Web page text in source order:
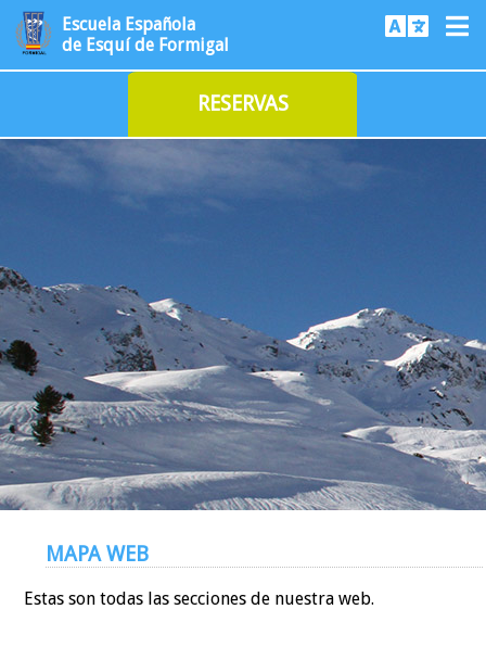
Escuela Española
de Esquí de Formigal
RESERVAS
MAPA WEB
Estas son todas las secciones de nuestra web.